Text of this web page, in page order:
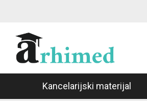
Kancelarijski materijal